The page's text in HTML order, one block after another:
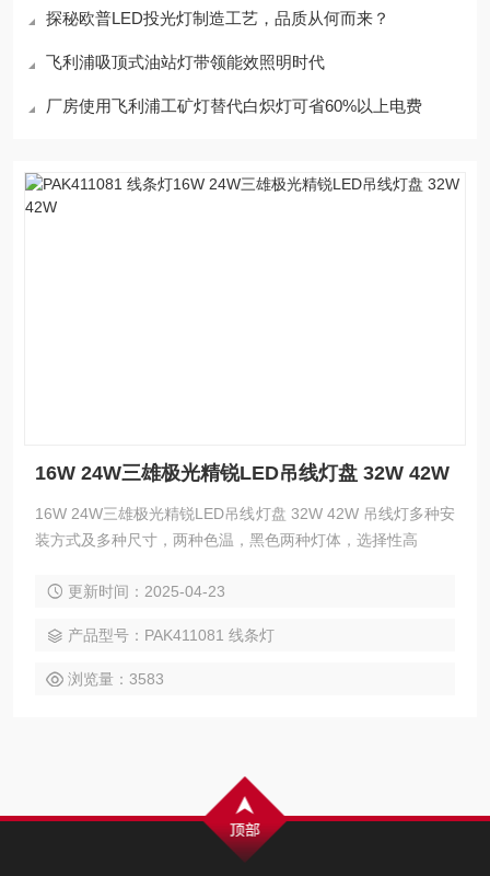
探秘欧普LED投光灯制造工艺，品质从何而来？
飞利浦吸顶式油站灯带领能效照明时代
厂房使用飞利浦工矿灯替代白炽灯可省60%以上电费
16W 24W三雄极光精锐LED吊线灯盘 32W 42W
16W 24W三雄极光精锐LED吊线灯盘 32W 42W 吊线灯多种安
装方式及多种尺寸，两种色温，黑色两种灯体，选择性高
更新时间：2025-04-23
产品型号：PAK411081 线条灯
浏览量：3583